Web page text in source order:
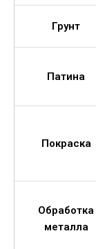
Грунт
Патина
Покраска
Обработка
металла